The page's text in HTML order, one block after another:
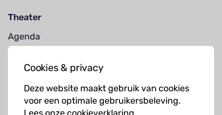
Cookies & privacy
Deze website maakt gebruik van cookies
voor een optimale gebruikersbeleving.
Theater
Agenda
Muziekcursussen